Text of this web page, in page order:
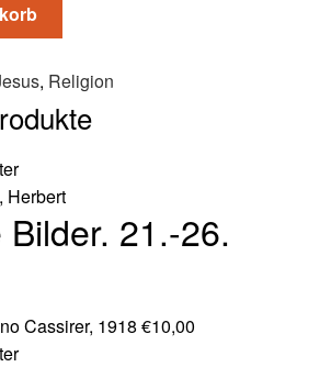
, Religion
Herbert
Bilder. 21.-26.
Cassirer, 1918 €10,00